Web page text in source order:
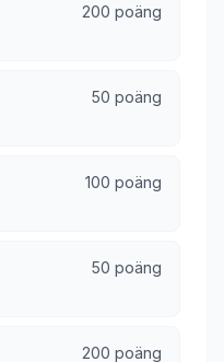
200 poäng
50 poäng
100 poäng
50 poäng
200 poäng